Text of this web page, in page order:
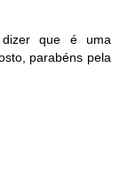
que é uma
parabéns pela